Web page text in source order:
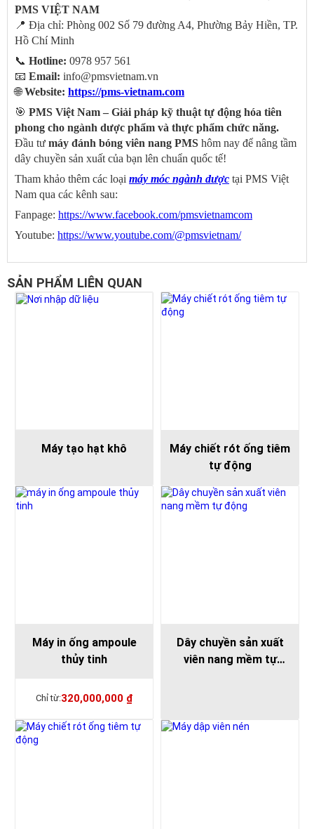
PMS VIỆT NAM
📍 Địa chỉ: Phòng 002 Số 79 đường A4, Phường Bảy Hiền, TP.
Hồ Chí Minh
📞 Hotline: 0978 957 561
📧 Email: info@pmsvietnam.vn
🌐Website: https://pms-vietnam.com
🎯 PMS Việt Nam – Giải pháp kỹ thuật tự động hóa tiên
phong cho ngành dược phẩm và thực phẩm chức năng.
Đầu tư máy đánh bóng viên nang PMS hôm nay để nâng tầm
dây chuyền sản xuất của bạn lên chuẩn quốc tế!
Tham khảo thêm các loại máy móc ngành dược tại PMS Việt
Nam qua các kênh sau:
Fanpage: https://www.facebook.com/pmsvietnamcom
Youtube: https://www.youtube.com/@pmsvietnam/
SẢN PHẨM LIÊN QUAN
Máy tạo hạt khô
Máy chiết rót ống tiêm
tự động
Máy in ống ampoule
thủy tinh
320,000,000 ₫
Dây chuyền sản xuất
viên nang mềm tự